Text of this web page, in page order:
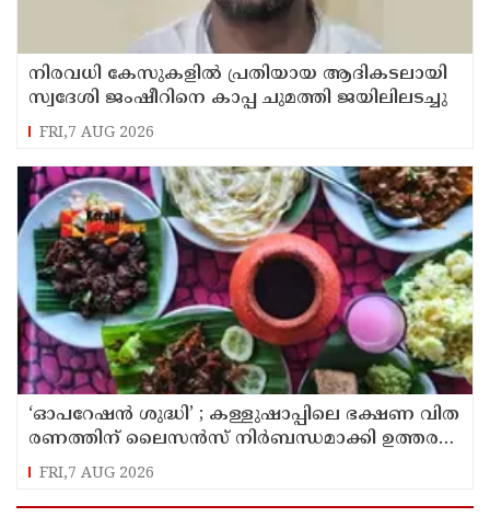
നിരവധി കേസുകളിൽ പ്രതിയായ ആദികടലായി
സ്വദേശി ജംഷീറിനെ കാപ്പ ചുമത്തി ജയിലിലടച്ചു
FRI,7 AUG 2026
‘ഓ​പ​റേ​ഷ​ൻ ശു​ദ്ധി’ ; ക​ള്ളു​ഷാ​പ്പി​ലെ ഭ​ക്ഷ​ണ വി​ത​
ര​ണ​ത്തി​ന് ലൈ​സ​ൻ​സ് നി​ർ​ബ​ന്ധ​മാ​ക്കി ഉ​ത്ത​ര​വി​
റ​ക്കി എ​ക്​​സൈ​സ്​ വ​കു​പ്പ്​
FRI,7 AUG 2026